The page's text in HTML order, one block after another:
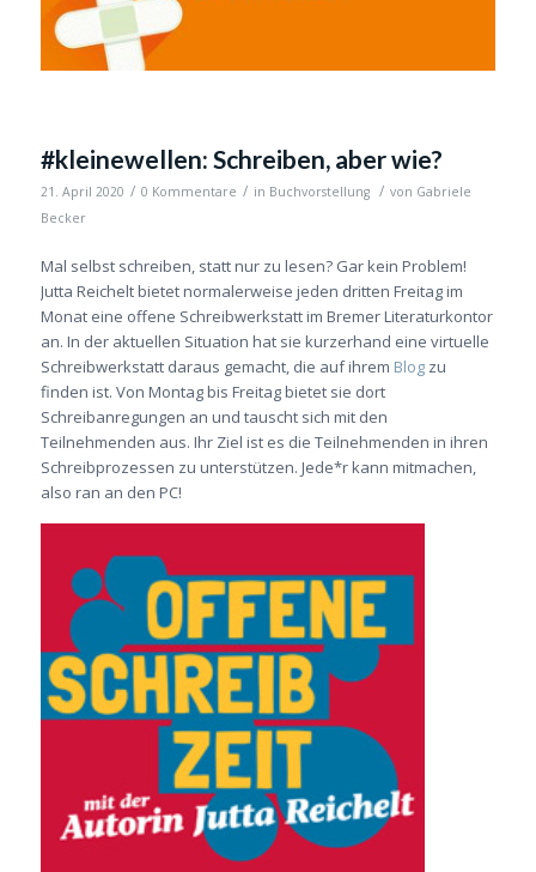
#kleinewellen: Schreiben, aber wie?
21. April 2020 / 0 Kommentare / in Buchvorstellung / von Gabriele
Becker
Mal selbst schreiben, statt nur zu lesen? Gar kein Problem!
Jutta Reichelt bietet normalerweise jeden dritten Freitag im
Monat eine offene Schreibwerkstatt im Bremer Literaturkontor
an. In der aktuellen Situation hat sie kurzerhand eine virtuelle
Schreibwerkstatt daraus gemacht, die auf ihrem Blogzu
finden ist. Von Montag bis Freitag bietet sie dort
Schreibanregungen an und tauscht sich mit den
Teilnehmenden aus. Ihr Ziel ist es die Teilnehmenden in ihren
Schreibprozessen zu unterstützen. Jede*r kann mitmachen,
also ran an den PC!